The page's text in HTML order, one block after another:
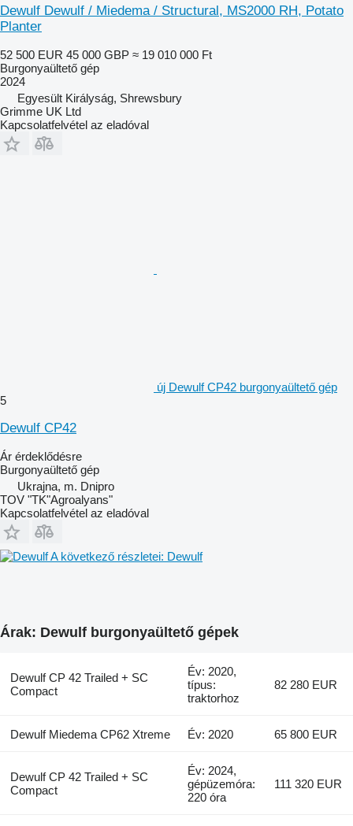
Dewulf Dewulf / Miedema / Structural, MS2000 RH, Potato
Planter
52 500 EUR 45 000 GBP ≈ 19 010 000 Ft
Burgonyaültető gép
2024
Egyesült Királyság, Shrewsbury
Grimme UK Ltd
Kapcsolatfelvétel az eladóval
új Dewulf CP42 burgonyaültető gép
5
Dewulf CP42
Ár érdeklődésre
Burgonyaültető gép
Ukrajna, m. Dnipro
TOV "TK"Agroalyans"
Kapcsolatfelvétel az eladóval
A következő részletei: Dewulf
Árak: Dewulf burgonyaültető gépek
Dewulf CP 42 Trailed + SC
Compact
Év: 2020,
típus:
traktorhoz
82 280 EUR
Dewulf Miedema CP62 Xtreme Év: 2020 65 800 EUR
Dewulf CP 42 Trailed + SC
Compact
Év: 2024,
gépüzemóra:
220 óra
111 320 EUR